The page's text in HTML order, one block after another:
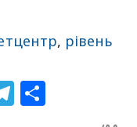
, рівень
Telegram